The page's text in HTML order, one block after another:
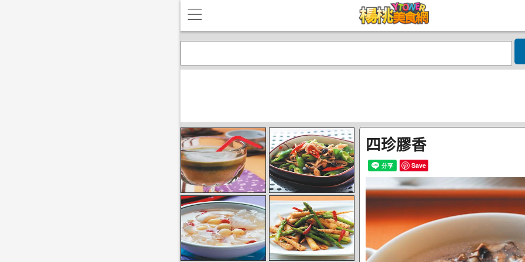
四珍膠香
Save